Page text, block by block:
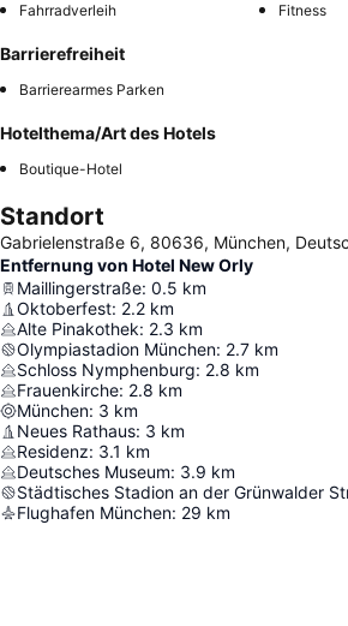
Fahrradverleih Fitness
Barrierefreiheit
Barrierearmes Parken
Hotelthema/Art des Hotels
Boutique-Hotel
Standort
Gabrielenstraße 6, 80636, München,
Entfernung von Hotel New Orly
Maillingerstraße: 0.5 km
Oktoberfest: 2.2 km
Alte Pinakothek: 2.3 km
Olympiastadion München: 2.7 km
Schloss Nymphenburg: 2.8 km
Frauenkirche: 2.8 km
München: 3 km
Neues Rathaus: 3 km
Residenz: 3.1 km
Deutsches Museum: 3.9 km
Städtisches Stadion an der Grünwalder
Flughafen München: 29 km